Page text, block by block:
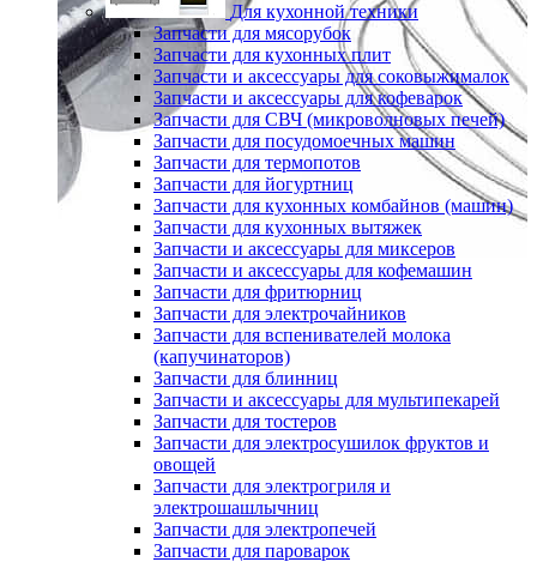
Для кухонной техники
Запчасти для мясорубок
Запчасти для кухонных плит
Запчасти и аксессуары для соковыжималок
Запчасти и аксессуары для кофеварок
Запчасти для СВЧ (микроволновых печей)
Запчасти для посудомоечных машин
Запчасти для термопотов
Запчасти для йогуртниц
Запчасти для кухонных комбайнов (машин)
Запчасти для кухонных вытяжек
Запчасти и аксессуары для миксеров
Запчасти и аксессуары для кофемашин
Запчасти для фритюрниц
Запчасти для электрочайников
Запчасти для вспенивателей молока
(капучинаторов)
Запчасти для блинниц
Запчасти и аксессуары для мультипекарей
Запчасти для тостеров
Запчасти для электросушилок фруктов и
овощей
Запчасти для электрогриля и
электрошашлычниц
Запчасти для электропечей
Запчасти для пароварок